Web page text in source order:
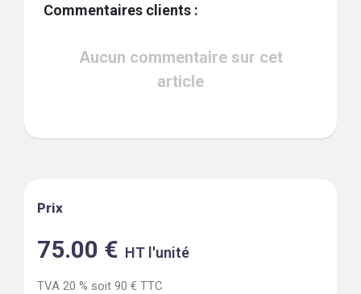
Commentaires clients :
Aucun commentaire sur cet
article
Prix
75.00 € HT l'unité
TVA 20 % soit 90 € TTC